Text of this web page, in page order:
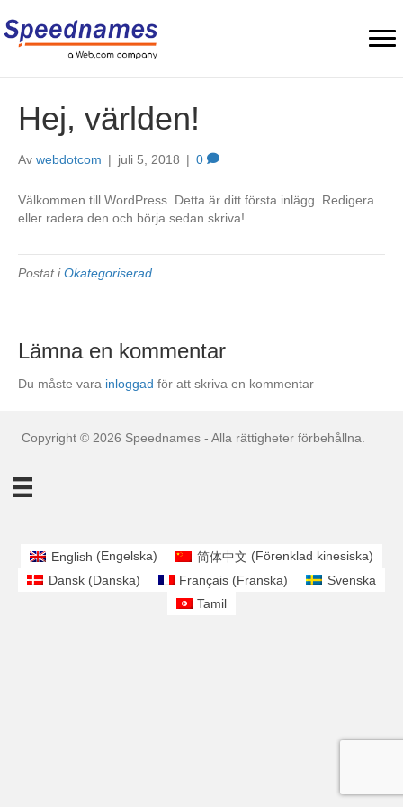
Hej, världen!
Av webdotcom | juli 5, 2018 | 0
Välkommen till WordPress. Detta är ditt första inlägg. Redigera
eller radera den och börja sedan skriva!
Postat iOkategoriserad
Lämna en kommentar
Du måste vara inloggad för att skriva en kommentar
Copyright © 2026 Speednames - Alla rättigheter förbehållna.
English (Engelska) 简体中文 (Förenklad kinesiska)
Dansk(Danska) Français (Franska)
Svenska
Tamil